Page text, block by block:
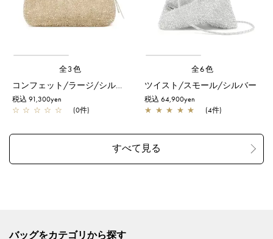
全3色
コンフェット/ラージ/シルバーゴールド
税込 91,300yen
☆ ☆ ☆ ☆ ☆ (0件)
全6色
ツイスト/スモール/シルバー
税込 64,900yen
★ ★ ★ ★ ★ (4件)
バッグをカテゴリから探す